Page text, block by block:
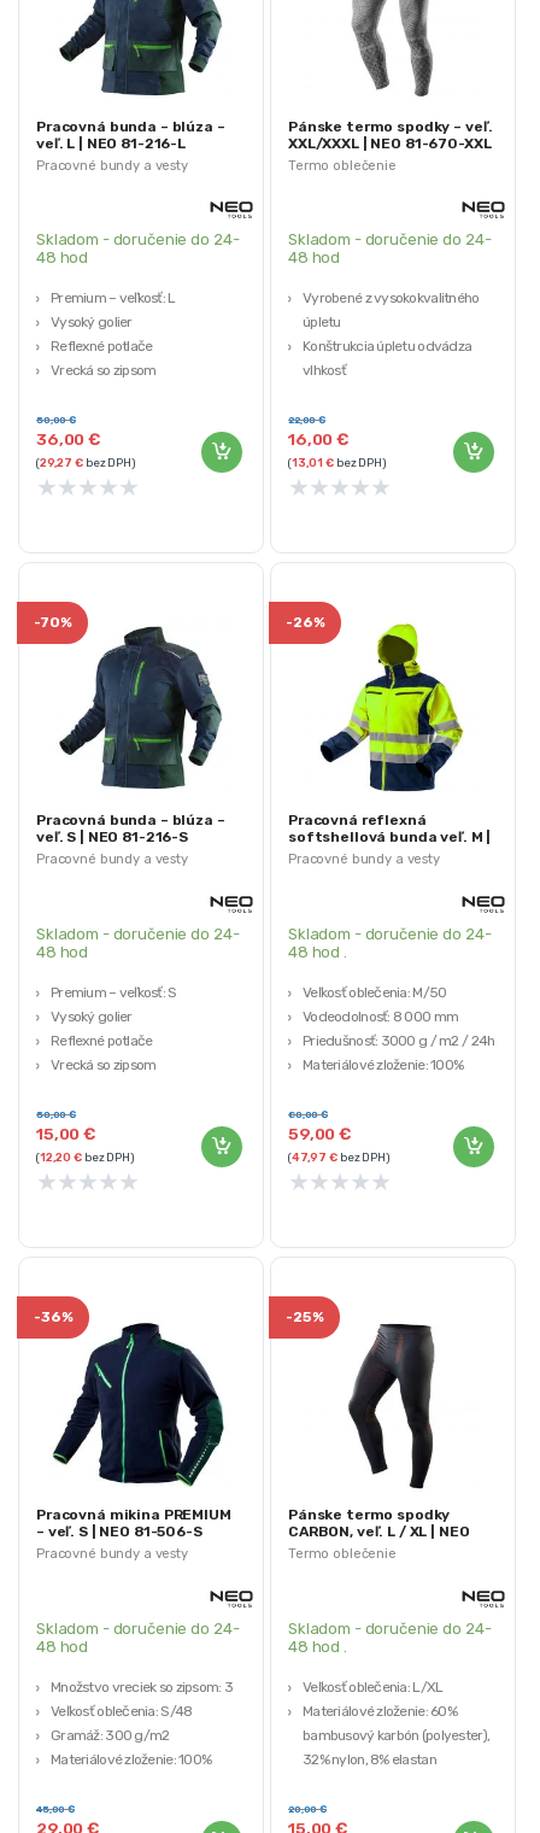
Pracovné bundy a vesty
Pracovná bunda – blúza –
veľ. L | NEO 81-216-L
Skladom - doručenie do 24-
48 hod
Premium – veľkosť: L
Vysoký golier
Reflexné potlače
Vrecká so zipsom
36,00€
50,00€
(29,27€bez DPH)
★★★★★
Termo oblečenie
Pánske termo spodky – veľ.
XXL/XXXL | NEO 81-670-XXL
/ XXXL
Skladom - doručenie do 24-
48 hod
Vyrobené z vysokokvalitného
úpletu
Konštrukcia úpletu odvádza
vlhkosť
16,00€
22,00€
(13,01€bez DPH)
★★★★★
Pracovné bundy a vesty
-70%
Pracovná bunda – blúza –
veľ. S | NEO 81-216-S
Skladom - doručenie do 24-
48 hod
Premium – veľkosť: S
Vysoký golier
Reflexné potlače
Vrecká so zipsom
15,00€
50,00€
(12,20€bez DPH)
★★★★★
Pracovné bundy a vesty
-26%
Pracovná reflexná
softshellová bunda veľ. M |
NEO 81-700-M
Skladom - doručenie do 24-
48 hod .
Veľkosť oblečenia: M/50
Vodeodolnosť: 8 000 mm
Priedušnosť: 3000 g / m2 / 24h
Materiálové zloženie: 100%
Značka: NEO TOOLS
59,00€
80,00€
(47,97€bez DPH)
★★★★★
Pracovné bundy a vesty
-36%
Pracovná mikina PREMIUM
– veľ. S | NEO 81-506-S
Skladom - doručenie do 24-
48 hod
Množstvo vreciek so zipsom: 3
Veľkosť oblečenia: S/48
Gramáž: 300 g/m2
Materiálové zloženie: 100%
29,00€
45,00€
Termo oblečenie
-25%
Pánske termo spodky
CARBON, veľ. L / XL | NEO
81-673-L / XL
Skladom - doručenie do 24-
48 hod .
Veľkosť oblečenia: L/XL
Materiálové zloženie: 60%
bambusový karbón (polyester),
32% nylon, 8% elastan
Farba: čierna
15,00€
20,00€